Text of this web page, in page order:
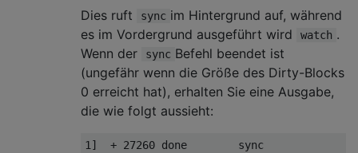
Dies ruft sync im Hintergrund auf, während
es im Vordergrund ausgeführt wird
watch .
Wenn der
sync Befehl beendet ist
(ungefähr wenn die Größe des Dirty-Blocks
0 erreicht hat), erhalten Sie eine Ausgabe,
die wie folgt aussieht: